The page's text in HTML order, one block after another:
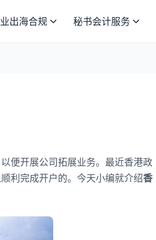
出海合规 秘书会计服务
便开展公司拓展业务。最近香港政
利完成开户的。今天小编就介绍香